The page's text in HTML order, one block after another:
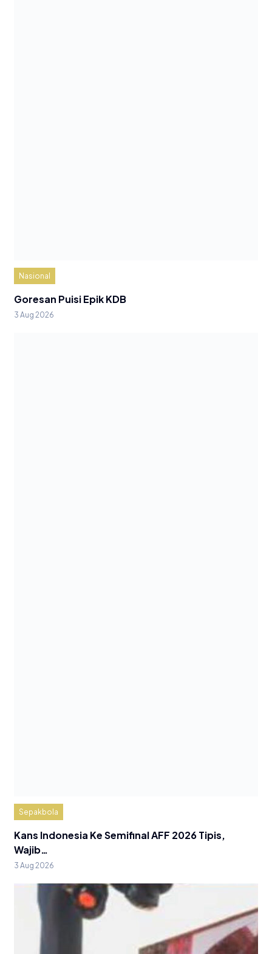
Nasional
Goresan Puisi Epik KDB
3 Aug 2026
Sepakbola
Kans Indonesia Ke Semifinal AFF 2026 Tipis,
Wajib…
3 Aug 2026